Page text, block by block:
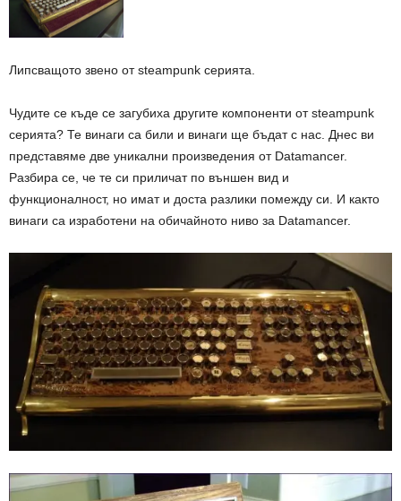
Липсващото звено от steampunk серията.
Чудите се къде се загубиха другите компоненти от steampunk
серията? Те винаги са били и винаги ще бъдат с нас. Днес ви
представяме две уникални произведения от Datamancer.
Разбира се, че те си приличат по външен вид и
функционалност, но имат и доста разлики помежду си. И както
винаги са изработени на обичайното ниво за Datamancer.